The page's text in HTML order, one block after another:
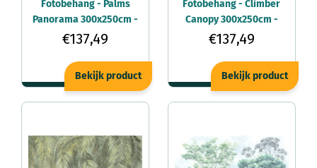
Fotobehang - Palms
Panorama 300x250cm -
Vliesbehang
€137,49
Bekijk product
Fotobehang - Climber
Canopy 300x250cm -
Vliesbehang
€137,49
Bekijk product